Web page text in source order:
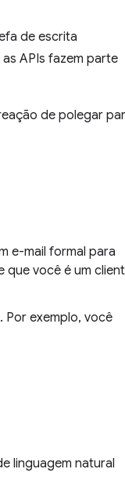
de escrita
APIs fazem parte
de polegar
e-mail formal para
que você é um
Por exemplo, você
linguagem natural